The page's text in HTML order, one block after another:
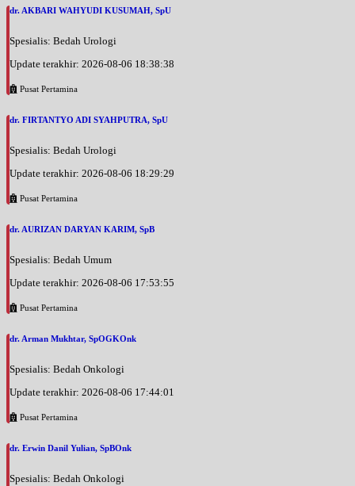
dr. AKBARI WAHYUDI KUSUMAH, SpU
Spesialis: Bedah Urologi
Update terakhir: 2026-08-06 18:38:38
Pusat Pertamina
dr. FIRTANTYO ADI SYAHPUTRA, SpU
Spesialis: Bedah Urologi
Update terakhir: 2026-08-06 18:29:29
Pusat Pertamina
dr. AURIZAN DARYAN KARIM, SpB
Spesialis: Bedah Umum
Update terakhir: 2026-08-06 17:53:55
Pusat Pertamina
dr. Arman Mukhtar, SpOGKOnk
Spesialis: Bedah Onkologi
Update terakhir: 2026-08-06 17:44:01
Pusat Pertamina
dr. Erwin Danil Yulian, SpBOnk
Spesialis: Bedah Onkologi